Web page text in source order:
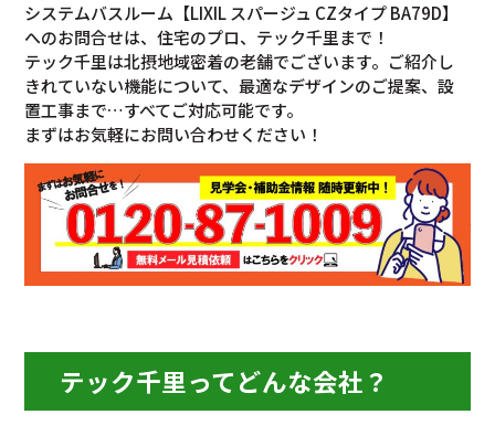
システムバスルーム【LIXIL スパージュ CZタイプ BA79D】
へのお問合せは、住宅のプロ、テック千里まで！
テック千里は北摂地域密着の老舗でございます。ご紹介し
きれていない機能について、最適なデザインのご提案、設
置工事まで…すべてご対応可能です。
まずはお気軽にお問い合わせください！
テック千里ってどんな会社？